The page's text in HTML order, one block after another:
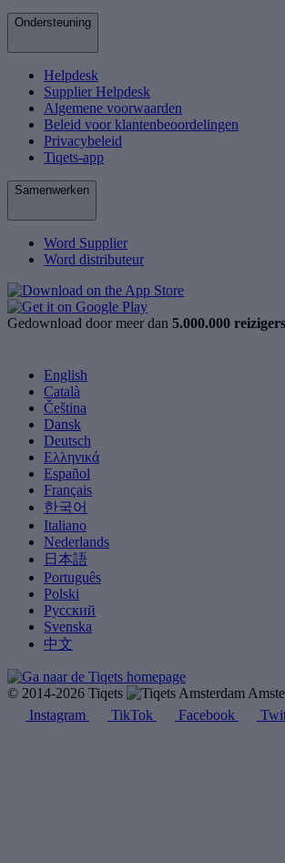
Ondersteuning
Helpdesk
Supplier Helpdesk
Algemene voorwaarden
Beleid voor klantenbeoordelingen
Privacybeleid
Tiqets-app
Samenwerken
Word Supplier
Word distributeur
Gedownload door meer dan 5.000.000 reizigers
English
Català
Čeština
Dansk
Deutsch
Ελληνικά
Español
Français
한국어
Italiano
Nederlands
日本語
Português
Polski
Русский
Svenska
中文
© 2014-2026 Tiqets
Instagram
TikTok Facebook